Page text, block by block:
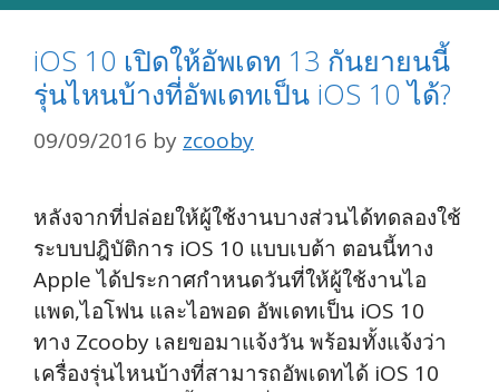
iOS 10 เปิดให้อัพเดท 13 กันยายนนี้
รุ่นไหนบ้างที่อัพเดทเป็น iOS 10 ได้?
09/09/2016 by zcooby
หลังจากที่ปล่อยให้ผู้ใช้งานบางส่วนได้ทดลองใช้
ระบบปฎิบัติการ iOS 10 แบบเบต้า ตอนนี้ทาง
Apple ได้ประกาศกำหนดวันที่ให้ผู้ใช้งานไอ
แพด,ไอโฟน และไอพอด อัพเดทเป็น iOS 10
ทาง Zcooby เลยขอมาแจ้งวัน พร้อมทั้งแจ้งว่า
เครื่องรุ่นไหนบ้างที่สามารถอัพเดทได้ iOS 10